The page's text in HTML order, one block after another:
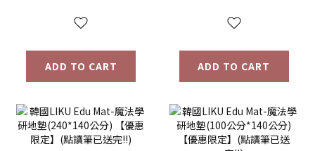
ADD TO CART ADD TO CART